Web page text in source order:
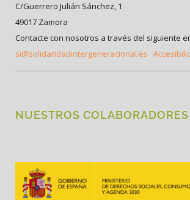
C/Guerrero Julián Sánchez, 1
49017 Zamora
Contacte con nosotros a través del siguiente
si@solidaridadintergeneracional.es
NUESTROS COLABORADORES